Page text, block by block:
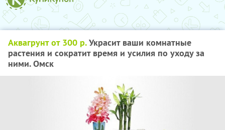
Аквагрунт от 300 р.Украсит ваши комнатные
растения и сократит время и усилия по уходу за
ними. Омск